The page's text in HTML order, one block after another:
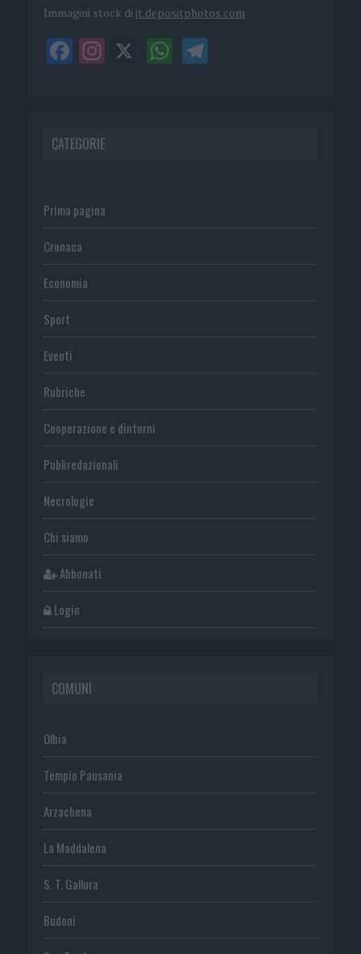
Immagini stock di it.depositphotos.com
CATEGORIE
Prima pagina
Cronaca
Economia
Sport
Eventi
Rubriche
Cooperazione e dintorni
Publiredazionali
Necrologie
Chi siamo
Abbonati
Login
COMUNI
Olbia
Tempio Pausania
Arzachena
La Maddalena
S. T. Gallura
Budoni